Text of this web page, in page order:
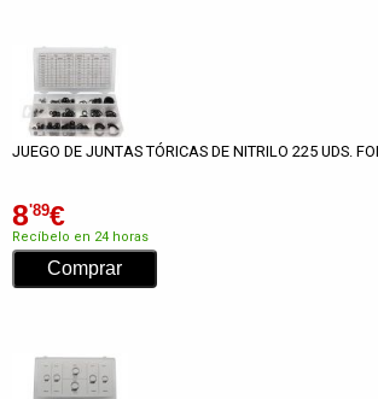
JUEGO DE JUNTAS TÓRICAS DE NITRILO 225 UDS.
8'89€
Recíbelo en 24 horas